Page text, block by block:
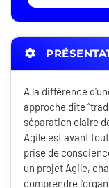
A la différence
approche dite
séparation claire
Agile est avant
prise de
un projet Agile,
comprendre